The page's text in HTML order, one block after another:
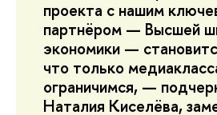
проекта с нашим
партнёром — Высшей
экономики —
что только
ограничимся, —
Наталия Киселёва,